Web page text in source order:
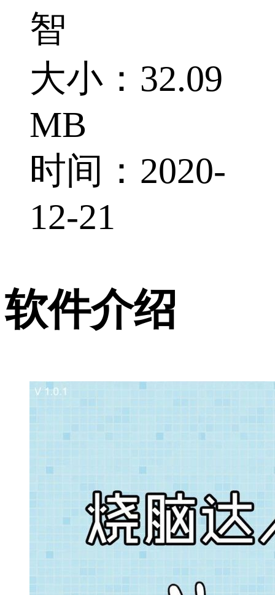
智
大小：32.09
MB
时间：2020-
12-21
软件介绍